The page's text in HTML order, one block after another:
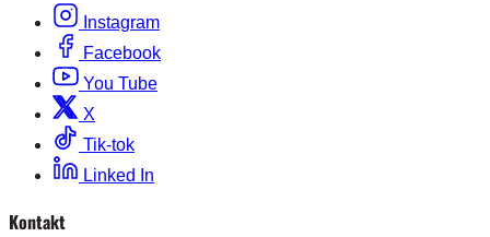
Instagram
Facebook
You Tube
X
Tik-tok
Linked In
Kontakt